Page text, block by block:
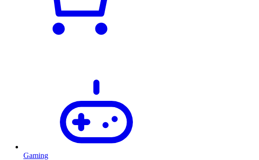
Gaming